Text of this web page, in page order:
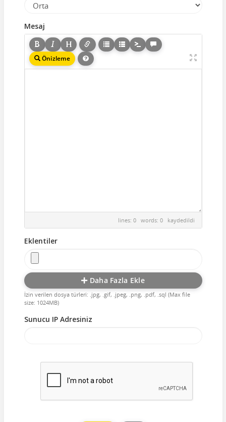
Mesaj
Önizleme
lines: 0 words: 0 kaydedildi
Eklentiler
Daha Fazla Ekle
İzin verilen dosya türleri: .jpg, .gif, .jpeg, .png, .pdf, .sql (Max file
size: 1024MB)
Sunucu IP Adresiniz